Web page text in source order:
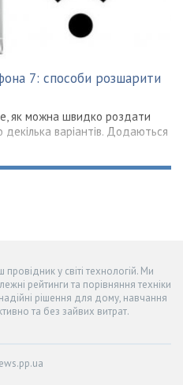
7: способи розшарити
як можна швидко роздати
варіантів. Додаються
провідник у світі технологій. Ми
рейтинги та порівняння техніки
рішення для дому, навчання
та без зайвих витрат.